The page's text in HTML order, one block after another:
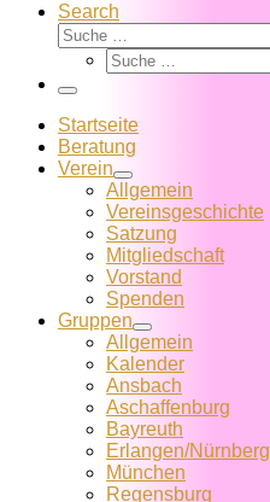
Search
Suche
Suche
Menü
Startseite
Beratung
Verein
Allgemein
Vereins­geschichte
Satzung
Mitglied­schaft
Vorstand
Spenden
Gruppen
Allgemein
Kalender
Ansbach
Aschaffenburg
Bayreuth
Erlangen/Nürnberg
München
Regensburg